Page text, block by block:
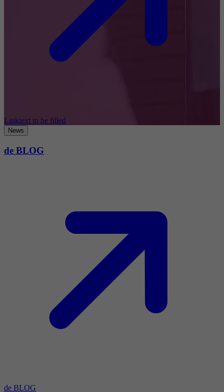
Linktext to be filled
News
de BLOG
de BLOG